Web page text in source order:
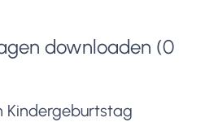
downloaden (0
Kindergeburtstag